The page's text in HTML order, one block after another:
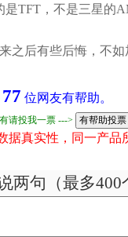
是TFT，不是三星的
之后有些后悔，不
77 位网友有帮助。
请投我一票 --->
据真实性，同一产
两句（最多400